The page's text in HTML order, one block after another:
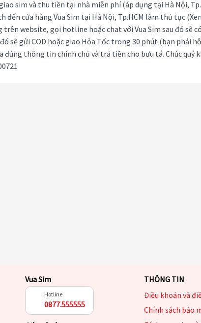
sim và thu tiền tại nhà miễn phí (áp dụng tại Hà Nội,
đến cửa hàng Vua Sim tại Hà Nội, Tp.HCM làm thủ tục
trên website, gọi hotline hoặc chat với Vua Sim sau đó sẽ
sẽ gửi COD hoặc giao Hỏa Tốc trong 30 phút (bạn phải
đúng thông tin chính chủ và trả tiền cho bưu tá. Chúc quý
Vua Sim
Hotline
0877.555555
THÔNG TIN
Điều khoản và
Chính sách bảo